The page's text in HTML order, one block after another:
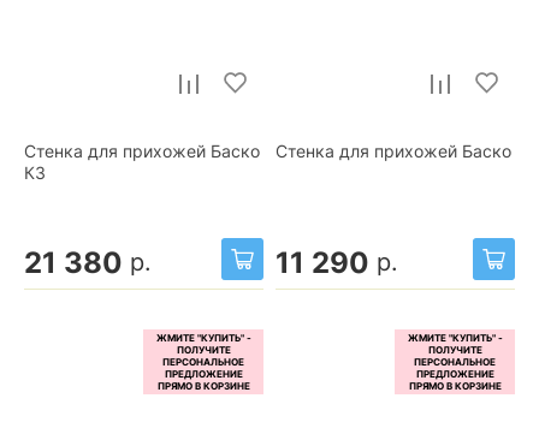
Стенка для прихожей Баско
К3
21 380 р.
Стенка для прихожей Баско
11 290 р.